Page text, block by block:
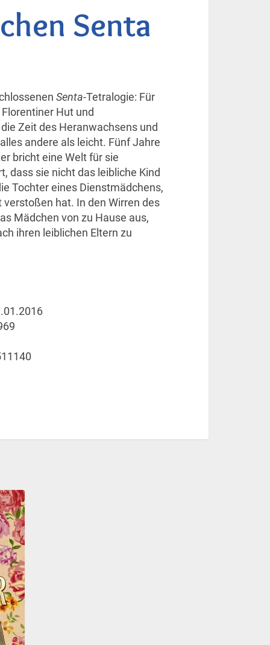
Senta
Senta-Tetralogie: Für
Hut und
Zeit des Heranwachsens und
andere als leicht. Fünf Jahre
bricht eine Welt für sie
dass sie nicht das leibliche Kind
Tochter eines Dienstmädchens,
verstoßen hat. In den Wirren des
Mädchen von zu Hause aus,
ihren leiblichen Eltern zu